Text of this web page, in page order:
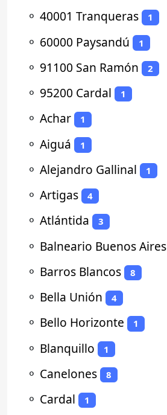
⚬ 40001 Tranqueras 1
⚬ 60000 Paysandú 1
⚬ 91100 San Ramón 2
⚬ 95200 Cardal 1
⚬ Achar 1
⚬ Aiguá 1
⚬ Alejandro Gallinal 1
⚬ Artigas 4
⚬ Atlántida 3
⚬ Balneario Buenos Aires
⚬ Barros Blancos 8
⚬ Bella Unión 4
⚬ Bello Horizonte 1
⚬ Blanquillo 1
⚬ Canelones 8
⚬ Cardal 1